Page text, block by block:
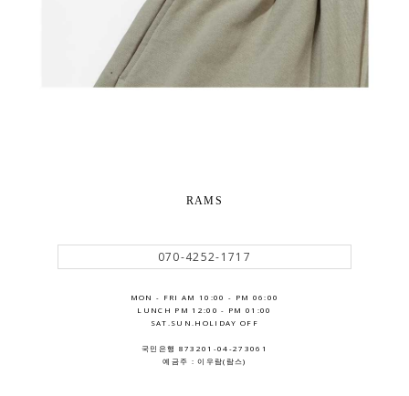
RAMS
070-4252-1717
MON - FRI AM 10:00 - PM 06:00
LUNCH PM 12:00 - PM 01:00
SAT.SUN.HOLIDAY OFF
국민은행 873201-04-273061
예금주 : 이우람(람스)